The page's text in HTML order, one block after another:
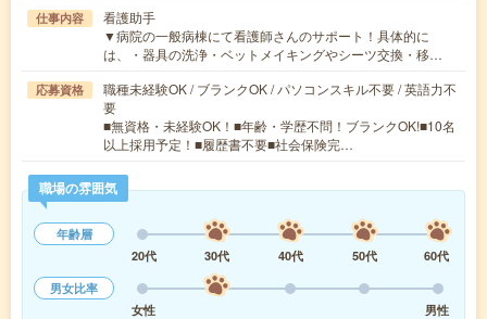
仕事内容
看護助手
▼病院の一般病棟にて看護師さんのサポート！具体的に
は、・器具の洗浄・ベットメイキングやシーツ交換・移…
応募資格
職種未経験OK / ブランクOK / パソコンスキル不要 / 英語力不
要
■無資格・未経験OK！■年齢・学歴不問！ブランクOK!■10名
以上採用予定！■履歴書不要■社会保険完…
職場の雰囲気
年齢層
20代
30代 40代 50代
60代
男女比率
女性
男性